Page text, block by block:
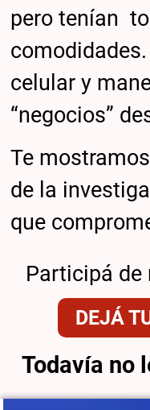
pero tenían
celular y
“negocios”
Te
de la
que
Participá de
DEJÁ
Todavía no